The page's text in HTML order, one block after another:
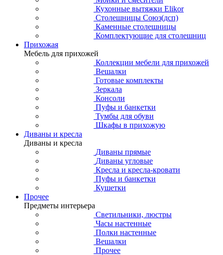
Кухонные вытяжки Elikor
Столешницы Союз(дсп)
Каменные столешницы
Комплектующие для столешниц
Прихожая
Мебель для прихожей
Коллекции мебели для прихожей
Вешалки
Готовые комплекты
Зеркала
Консоли
Пуфы и банкетки
Тумбы для обуви
Шкафы в прихожую
Диваны и кресла
Диваны и кресла
Диваны прямые
Диваны угловые
Кресла и кресла-кровати
Пуфы и банкетки
Кушетки
Прочее
Предметы интерьера
Светильники, люстры
Часы настенные
Полки настенные
Вешалки
Прочее